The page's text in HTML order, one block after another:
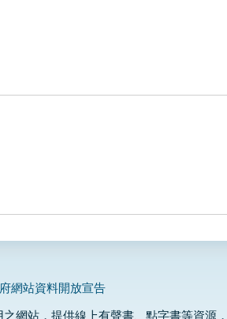
網站資料開放宣告
網站，提供線上有聲書、點字書等資源